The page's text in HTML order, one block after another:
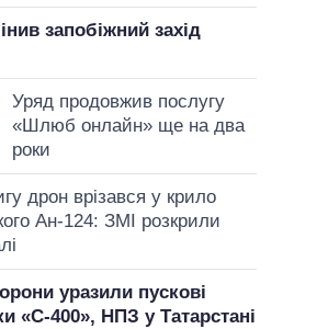
запобіжний захід
Уряд продовжив послугу
«Шлюб онлайн» ще на два
роки
дрон врізався у крило
Ан-124: ЗМІ розкрили
уразили пускові
«С-400», НПЗ у Татарстані